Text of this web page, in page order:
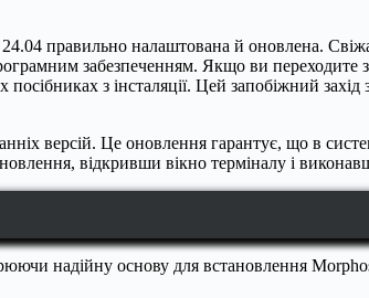
правильно налаштована й оновлена.
забезпеченням. Якщо ви переходите з
з інсталяції. Цей запобіжний
версій. Це оновлення гарантує, що в
відкривши вікно терміналу і
надійну основу для встановлення